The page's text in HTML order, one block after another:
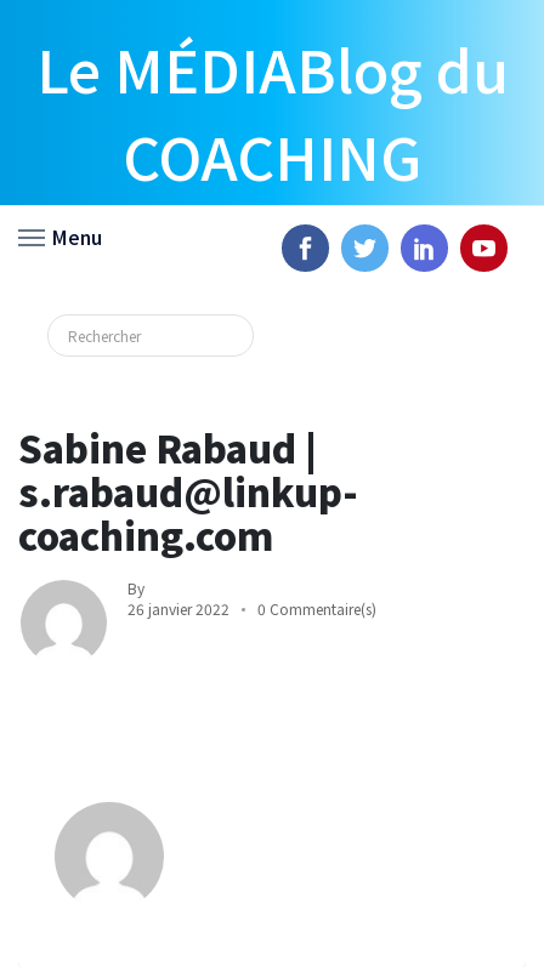
Le MÉDIABlog du
COACHING
Menu
Sabine Rabaud |
s.rabaud@linkup-
coaching.com
By
26 janvier 2022
0 Commentaire(s)